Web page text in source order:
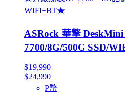
WIFI+BT★
ASRock 華擎
7700/8G/500G SSD/
$19,990
$24,990
P幣